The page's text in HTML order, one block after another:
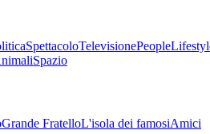
SpettacoloTelevisionePeople
Spazio
Grande FratelloL'isola dei famosiAmici